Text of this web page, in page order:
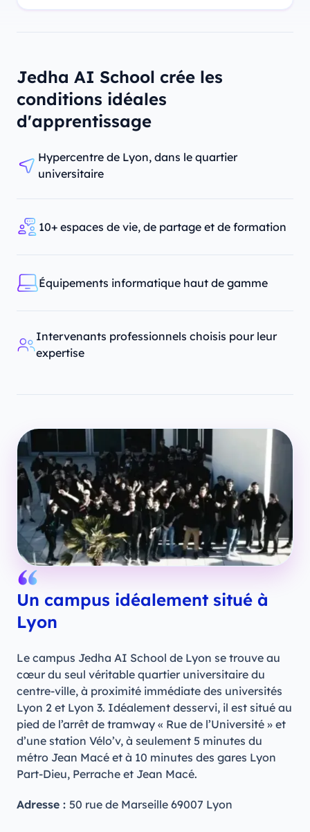
Jedha AI School crée les
conditions idéales
d'apprentissage
Hypercentre de Lyon, dans le quartier
universitaire
10+ espaces de vie, de partage et de formation
Équipements informatique haut de gamme
Intervenants professionnels choisis pour leur
expertise
Un campus idéalement situé à
Lyon
Le campus Jedha AI School de Lyon se trouve au
cœur du seul véritable quartier universitaire du
centre-ville, à proximité immédiate des universités
Lyon 2 et Lyon 3. Idéalement desservi, il est situé au
pied de l’arrêt de tramway « Rue de l’Université » et
d’une station Vélo’v, à seulement 5 minutes du
métro Jean Macé et à 10 minutes des gares Lyon
Part-Dieu, Perrache et Jean Macé.
Adresse : 50 rue de Marseille 69007 Lyon